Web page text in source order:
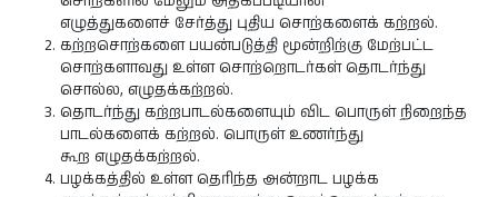
எழுத்துகளைச் சேர்த்து புதிய சொற்களைக் கற்றல்.
கற்றசொற்களை பயன்படுத்தி மூன்றிற்கு மேற்பட்ட
சொற்களாவது உள்ள சொற்றொடர்கள் தொடர்ந்து
சொல்ல, எழுதக்கற்றல்.
தொடர்ந்து கற்றபாடல்களையும் விட பொருள் நிறைந்த
பாடல்களைக் கற்றல். பொருள் உணர்ந்து
கூற எழுதக்கற்றல்.
பழக்கத்தில் உள்ள தெரிந்த அன்றாட பழக்க